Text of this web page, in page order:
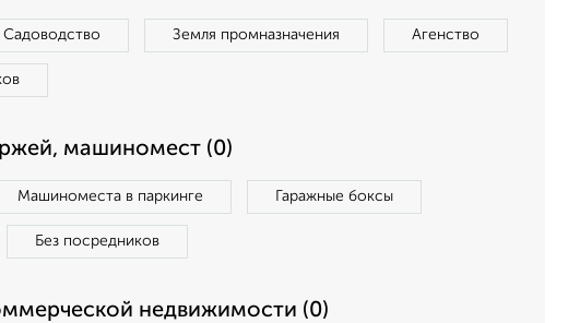
Садоводство Земля промназначения Агенство
машиномест (0)
Машиноместа в паркинге Гаражные боксы
Без посредников
недвижимости (0)